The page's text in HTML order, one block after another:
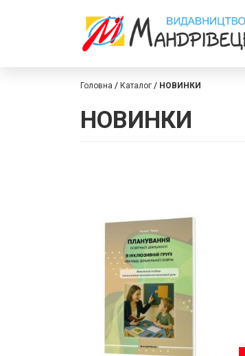
Головна Каталог НОВИНКИ
НОВИНКИ